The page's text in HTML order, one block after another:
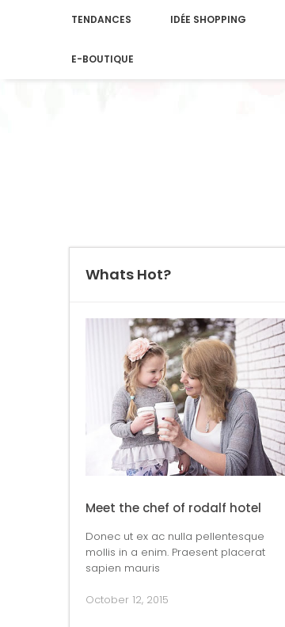
TENDANCES IDÉE SHOPPING
E-BOUTIQUE
Whats Hot?
Meet the chef of rodalf hotel
Donec ut ex ac nulla pellentesque
mollis in a enim. Praesent placerat
sapien mauris
October 12, 2015